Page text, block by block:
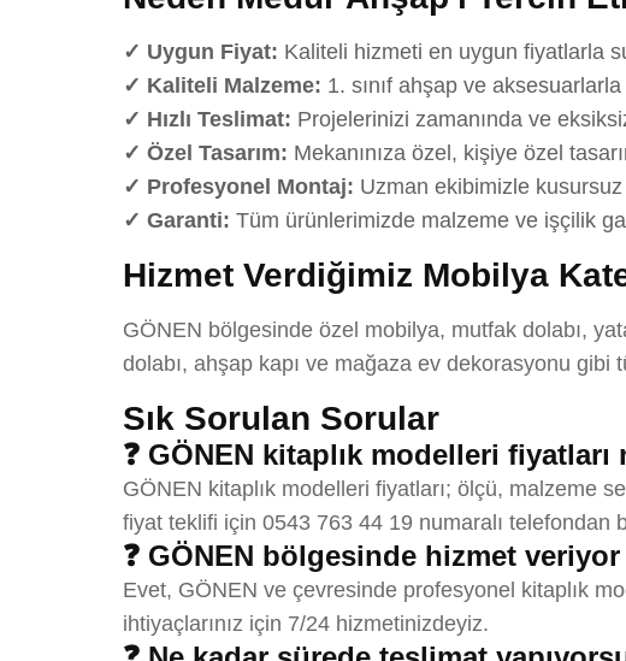
✓ Uygun Fiyat: Kaliteli hizmeti en uygun fiyatlarla
✓ Kaliteli Malzeme: 1. sınıf ahşap ve
✓ Hızlı Teslimat: Projelerinizi zamanında ve
✓ Özel Tasarım: Mekanınıza özel, kişiye özel
✓ Profesyonel Montaj: Uzman ekibimizle
✓ Garanti: Tüm ürünlerimizde malzeme ve işçilik
Hizmet Verdiğimiz Mobilya
GÖNEN bölgesinde özel mobilya, mutfak dolabı,
dolabı, ahşap kapı ve mağaza ev dekorasyonu
Sık Sorulan Sorular
❓ GÖNEN kitaplık modelleri fiyatları
GÖNEN kitaplık modelleri fiyatları; ölçü, malzeme
fiyat teklifi için 0543 763 44 19 numaralı telefondan
❓ GÖNEN bölgesinde hizmet
Evet, GÖNEN ve çevresinde profesyonel kitaplık
ihtiyaçlarınız için 7/24 hizmetinizdeyiz.